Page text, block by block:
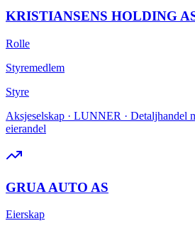
KRISTIANSENS HOLDING
Rolle
Styremedlem
Styre
Aksjeselskap · LUNNER · Detaljhandel
eierandel
GRUA AUTO AS
Eierskap